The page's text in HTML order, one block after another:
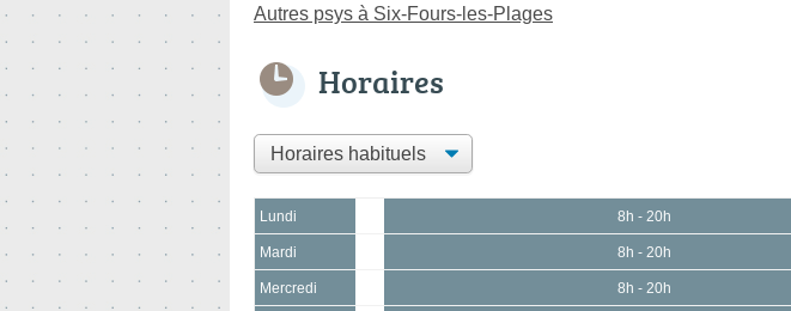
Autres psys à Six-Fours-les-Plages
Horaires
Lundi 8h - 20h
Mardi 8h - 20h
Mercredi 8h - 20h